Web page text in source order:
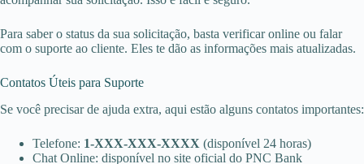
Para saber o status da sua solicitação, basta verificar online ou falar
com o suporte ao cliente. Eles te dão as informações mais atualizadas.
Contatos Úteis para Suporte
Se você precisar de ajuda extra, aqui estão alguns contatos importantes:
Telefone: 1-XXX-XXX-XXXX (disponível 24 horas)
Chat Online: disponível no site oficial do PNC Bank